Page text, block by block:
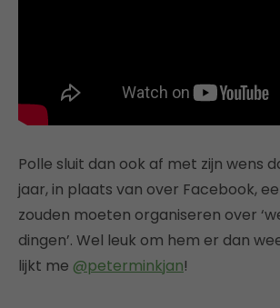
Polle sluit dan ook af met zijn wens
jaar, in plaats van over Facebook,
zouden moeten organiseren over
dingen’. Wel leuk om hem er dan
lijkt me @peterminkjan!